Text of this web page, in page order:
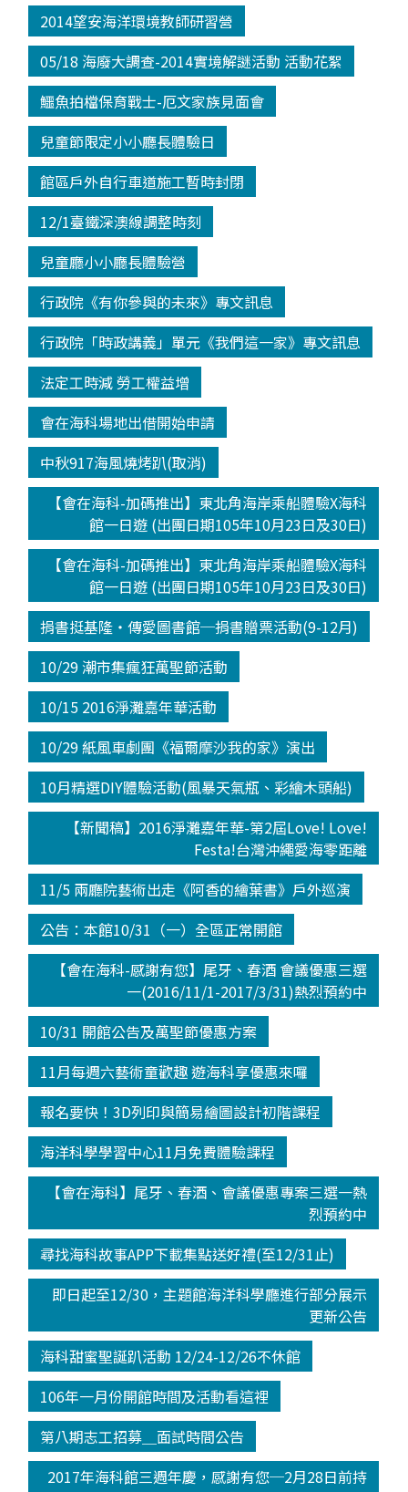
2014望安海洋環境教師研習營
05/18 海廢大調查-2014實境解謎活動 活動花絮
鱷魚拍檔保育戰士-厄文家族見面會
兒童節限定小小廳長體驗日
館區戶外自行車道施工暫時封閉
12/1臺鐵深澳線調整時刻
兒童廳小小廳長體驗營
行政院《有你參與的未來》專文訊息
行政院「時政講義」單元《我們這一家》專文訊息
法定工時減 勞工權益增
會在海科場地出借開始申請
中秋917海風燒烤趴(取消)
【會在海科-加碼推出】東北角海岸乘船體驗X海科
館一日遊 (出團日期105年10月23日及30日)
【會在海科-加碼推出】東北角海岸乘船體驗X海科
館一日遊 (出團日期105年10月23日及30日)
捐書挺基隆‧傳愛圖書館─捐書贈票活動(9-12月)
10/29 潮市集瘋狂萬聖節活動
10/15 2016淨灘嘉年華活動
10/29 紙風車劇團《福爾摩沙我的家》演出
10月精選DIY體驗活動(風暴天氣瓶、彩繪木頭船)
【新聞稿】2016淨灘嘉年華-第2屆Love! Love!
Festa!台灣沖繩愛海零距離
11/5 兩廳院藝術出走《阿香的繪葉書》戶外巡演
公告：本館10/31（一）全區正常開館
【會在海科-感謝有您】尾牙、春酒 會議優惠三選
一(2016/11/1-2017/3/31)熱烈預約中
10/31 開館公告及萬聖節優惠方案
11月每週六藝術童歡趣 遊海科享優惠來囉
報名要快！3D列印與簡易繪圖設計初階課程
海洋科學學習中心11月免費體驗課程
【會在海科】尾牙、春酒、會議優惠專案三選一熱
烈預約中
尋找海科故事APP下載集點送好禮(至12/31止)
即日起至12/30，主題館海洋科學廳進行部分展示
更新公告
海科甜蜜聖誕趴活動 12/24-12/26不休館
106年一月份開館時間及活動看這裡
第八期志工招募＿面試時間公告
2017年海科館三週年慶，感謝有您─2月28日前持